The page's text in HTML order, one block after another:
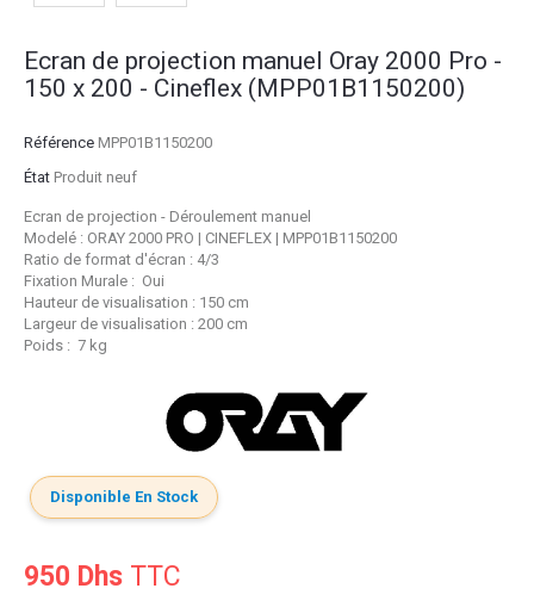
Ecran de projection manuel Oray 2000 Pro -
150 x 200 - Cineflex (MPP01B1150200)
Référence MPP01B1150200
État Produit neuf
Ecran de projection - Déroulement manuel
Modelé : ORAY 2000 PRO | CINEFLEX | MPP01B1150200
Ratio de format d'écran : 4/3
Fixation Murale : Oui
Hauteur de visualisation : 150 cm
Largeur de visualisation : 200 cm
Poids : 7 kg
Disponible En Stock
950 Dhs TTC